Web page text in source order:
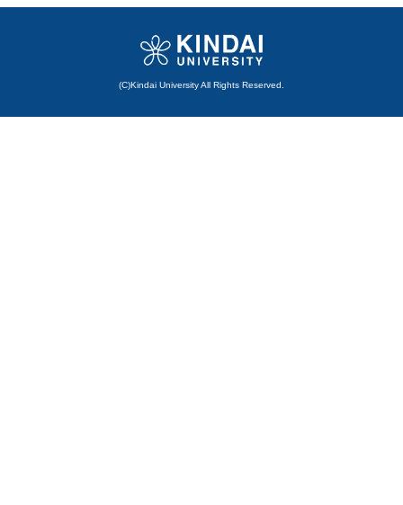
(C)Kindai University All Rights Reserved.